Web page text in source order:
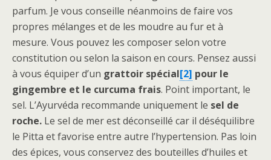
parfum. Je vous conseille néanmoins de faire vos
propres mélanges et de les moudre au fur et à
mesure. Vous pouvez les composer selon votre
constitution ou selon la saison en cours. Pensez aussi
à vous équiper d’un grattoir spécial[2] pour le
gingembre et le curcuma frais. Point important, le
sel. L’Ayurvéda recommande uniquement le sel de
roche. Le sel de mer est déconseillé car il déséquilibre
le Pitta et favorise entre autre l’hypertension. Pas loin
des épices, vous conservez des bouteilles d’huiles et